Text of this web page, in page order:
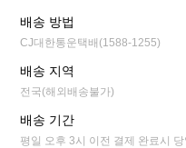
배송 방법
CJ대한통운택배(1588-1255)
배송 지역
전국(해외배송불가)
배송 기간
평일 오후 3시 이전 결제 완료시